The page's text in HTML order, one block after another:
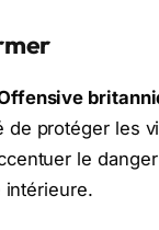
protéger les
le
intérieure.